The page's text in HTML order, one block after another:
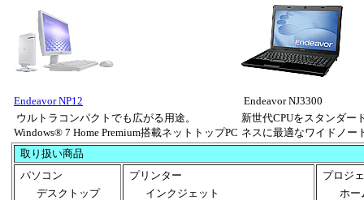
Endeavor NP12
Endeavor NJ3300
ウルトラコンパクトでも広がる用途。
Windows® 7 Home Premium搭載ネットトップPC
新世代CPUをスタンダー
ネスに最適なワイドノー
取り扱い商品
パソコン
デスクトップ
プリンター
インクジェット
プロジ
ホー